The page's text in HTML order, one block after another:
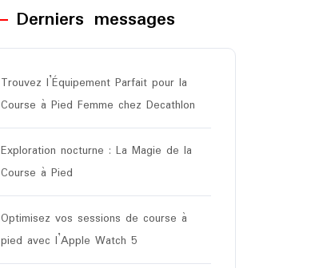
Derniers messages
Trouvez l’Équipement Parfait pour la
Course à Pied Femme chez Decathlon
Exploration nocturne : La Magie de la
Course à Pied
Optimisez vos sessions de course à
pied avec l’Apple Watch 5